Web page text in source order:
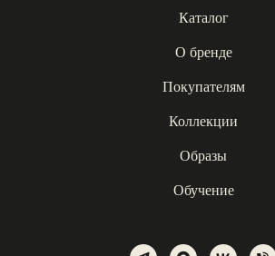
Каталог
О бренде
Покупателям
Коллекции
Образы
Обучение